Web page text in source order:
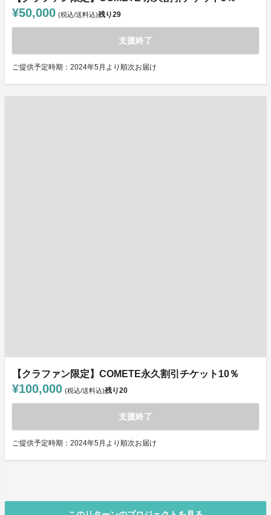
¥50,000 (税込/送料込)残り29
支援終了
ご提供予定時期：2024年5月より順次お届け
【クラファン限定】COMETE永久割引チケット10％
¥100,000 (税込/送料込)残り20
支援終了
ご提供予定時期：2024年5月より順次お届け